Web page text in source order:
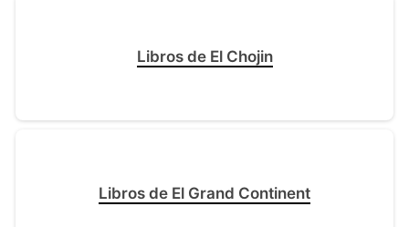
Libros de El Chojin
Libros de El Grand Continent